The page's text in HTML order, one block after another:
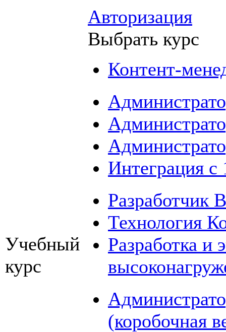
Учебный
курс
Авторизация
Выбрать курс
Контент-
Интеграция с
Разработчик
Технология
Разработка и
(коробочная